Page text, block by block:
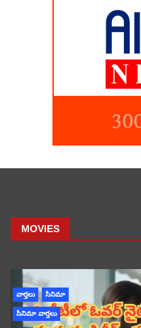
MOVIES
వార్తలు సినిమా
సినిమా వార్తలు